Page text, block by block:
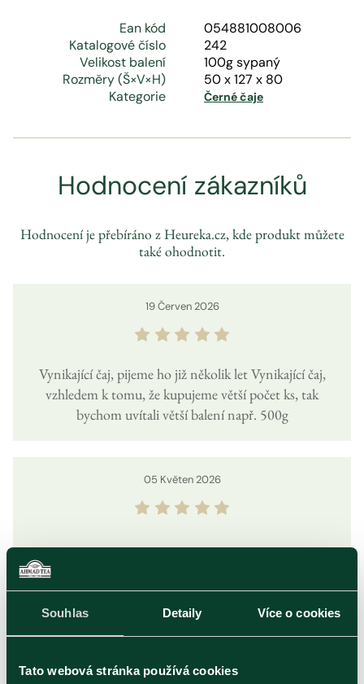
Souhlas Detaily Více o cookies
Tato webová stránka používá cookies
Ean kód
054881008006
Katalogové číslo
242
Velikost balení
100g sypaný
Rozměry (Š×V×H)
50 x 127 x 80
Kategorie
Černé čaje
Hodnocení zákazníků
Hodnocení je přebíráno z Heureka.cz, kde produkt můžete
také ohodnotit.
19Červen 2026
Vynikající čaj, pijeme ho již několik let Vynikající čaj,
vzhledem k tomu, že kupujeme větší počet ks, tak
bychom uvítali větší balení např. 500g
05 Květen 2026
23Duben2026
jdu udělat. Čaje mám ráda a ráda je posuzuji. Patří mezi